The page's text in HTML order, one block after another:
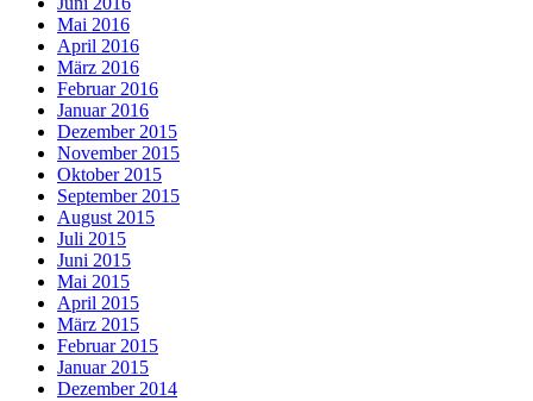
Mai 2016
April 2016
März 2016
Februar 2016
Januar 2016
Dezember 2015
November 2015
Oktober 2015
September 2015
August 2015
Juli 2015
Juni 2015
Mai 2015
April 2015
März 2015
Februar 2015
Januar 2015
Dezember 2014